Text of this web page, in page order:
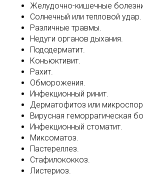
Желудочно-кишечные
Солнечный или тепловой удар.
Различные травмы.
Недуги органов дыхания.
Пододерматит.
Коньюктивит.
Рахит.
Обморожения.
Инфекционный ринит.
Дерматофитоз или
Вирусная геморрагическая
Инфекционный стоматит.
Миксоматоз.
Пастереллез.
Стафилококкоз.
Листериоз.